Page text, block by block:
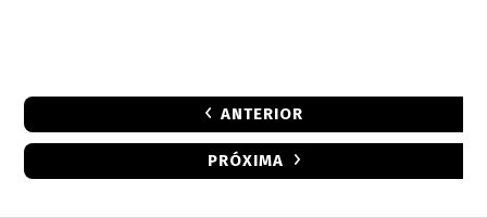
ANTERIOR
PRÓXIMA